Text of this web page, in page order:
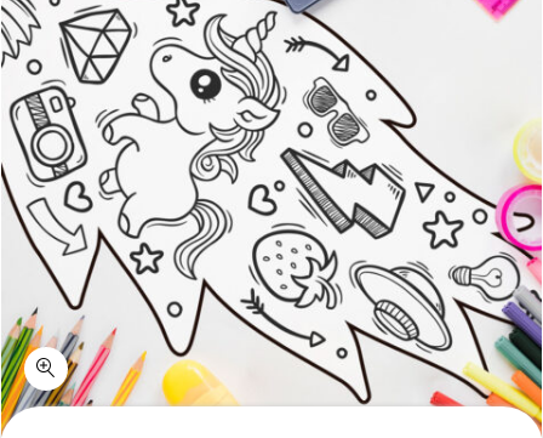
כמות מדבקת קיר כנפיים לצביעה